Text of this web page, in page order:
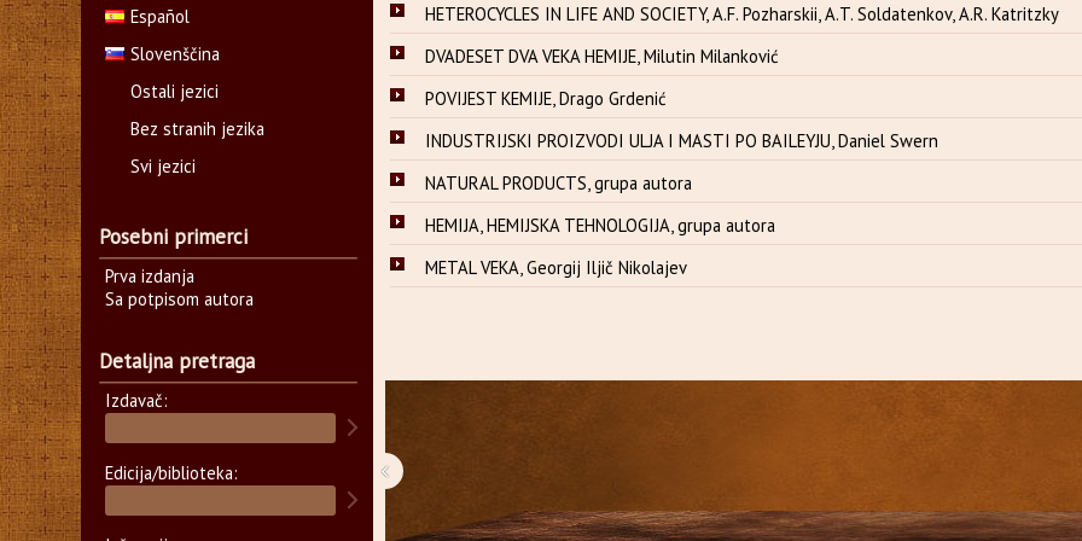
HETEROCYCLES IN LIFE AND SOCIETY, A.F. Pozharskii, A.T. Soldatenkov, A.R. Katritzky
DVADESET DVA VEKA HEMIJE, Milutin Milanković
POVIJEST KEMIJE, Drago Grdenić
INDUSTRIJSKI PROIZVODI ULJA I MASTI PO BAILEYJU, Daniel Swern
NATURAL PRODUCTS, grupa autora
HEMIJA, HEMIJSKA TEHNOLOGIJA, grupa autora
METAL VEKA, Georgij Iljič Nikolajev
‹
Español
Slovenščina
Ostali jezici
Bez stranih jezika
Svi jezici
Posebni primerci
Prva izdanja
Sa potpisom autora
Detaljna pretraga
Izdavač:
Edicija/biblioteka: